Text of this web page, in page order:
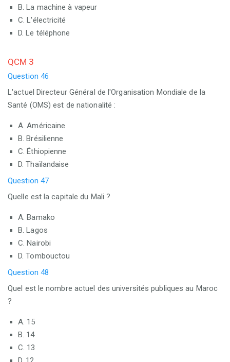
B. La machine à vapeur
C. L'électricité
D. Le téléphone
QCM 3
Question 46
L'actuel Directeur Général de l'Organisation Mondiale de la
Santé (OMS) est de nationalité :
A. Américaine
B. Brésilienne
C. Éthiopienne
D. Thaïlandaise
Question 47
Quelle est la capitale du Mali ?
A. Bamako
B. Lagos
C. Nairobi
D. Tombouctou
Question 48
Quel est le nombre actuel des universités publiques au Maroc
?
A. 15
B. 14
C. 13